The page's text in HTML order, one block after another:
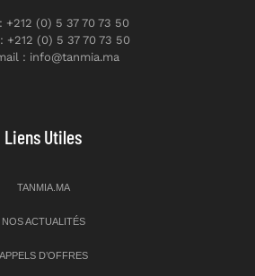
+212 (0) 5 37 70 73 50
+212 (0) 5 37 70 73 50
: info@tanmia.ma
Liens Utiles
TANMIA.MA
NOS ACTUALITÉS
APPELS D’OFFRES